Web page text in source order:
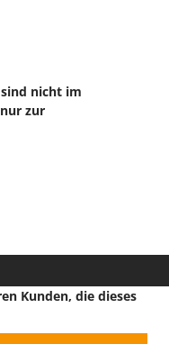
Pizza und Braten
nicht im
zur
Kunden, die dieses